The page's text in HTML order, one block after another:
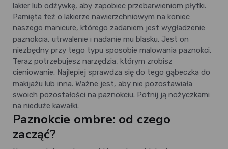
lakier lub odżywkę, aby zapobiec przebarwieniom płytki.
Pamięta też o lakierze nawierzchniowym na koniec
naszego manicure, którego zadaniem jest wygładzenie
paznokcia, utrwalenie i nadanie mu blasku. Jest on
niezbędny przy tego typu sposobie malowania paznokci.
Teraz potrzebujesz narzędzia, którym zrobisz
cieniowanie. Najlepiej sprawdza się do tego gąbeczka do
makijażu lub inna. Ważne jest, aby nie pozostawiała
swoich pozostałości na paznokciu. Potnij ją nożyczkami
na nieduże kawałki.
Paznokcie ombre: od czego
zacząć?